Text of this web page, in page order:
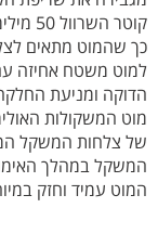
כך שהמוט מתאים
למוט משטח אחיזה
הדוקה ומניעת
מוט המשקולות
של צלחות המשקל
המשקל במהלך
המוט עמיד וחזק במיוחד